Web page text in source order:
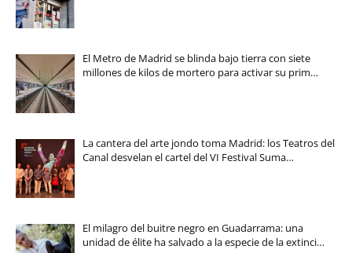
El Metro de Madrid se blinda bajo tierra con siete
millones de kilos de mortero para activar su prim…
La cantera del arte jondo toma Madrid: los Teatros del
Canal desvelan el cartel del VI Festival Suma…
El milagro del buitre negro en Guadarrama: una
unidad de élite ha salvado a la especie de la extinci…